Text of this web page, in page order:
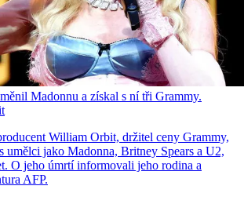
Madonnu a získal s ní tři Grammy.
William Orbit, držitel ceny Grammy,
umělci jako Madonna, Britney Spears a U2,
O jeho úmrtí informovali jeho rodina a
AFP.